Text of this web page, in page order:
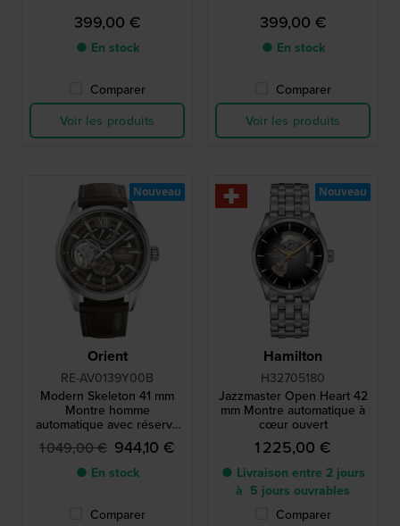
399,00 €
● En stock
Comparer
Voir les produits
399,00 €
● En stock
Comparer
Voir les produits
Orient
RE-AV0139Y00B
Modern Skeleton 41 mm
Montre homme
automatique avec réserve
de marche
1 049,00 € 944,10 €
● En stock
Comparer
Nouveau
Hamilton
H32705180
Jazzmaster Open Heart 42
mm Montre automatique à
cœur ouvert
1 225,00 €
● Livraison entre 2 jours
à 5 jours ouvrables
Comparer
Nouveau